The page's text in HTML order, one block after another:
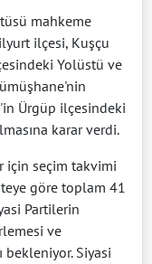
mahkeme
ilçesi, Kuşçu
Yolüstü ve
Ürgüp ilçesindeki
karar verdi.
için seçim takvimi
göre toplam 41
Partilerin
ve
bekleniyor. Siyasi